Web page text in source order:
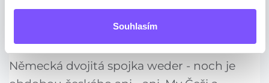
Souhlasím
WEDER - NOCH, ANI - ANI
Německá dvojitá spojka weder - noch je